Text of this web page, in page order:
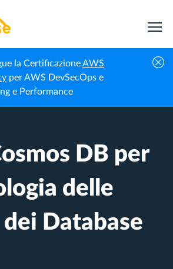
la CertificazioneAWS
per AWS DevSecOps e
e Performance
Azure Cosmos DB per la Cronologia delle
Attività dei Database NoSQL
DB per
delle
Database